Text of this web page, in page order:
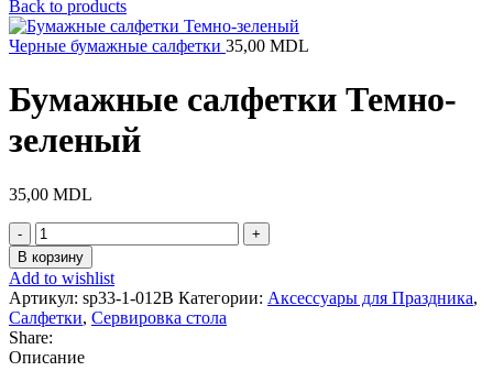
Back to products
Черные бумажные салфетки 35,00 MDL
Бумажные салфетки Темно-
зеленый
35,00 MDL
Количество
товара
Бумажные
салфетки
Темно-
зеленый
В корзину
Add to wishlist
Артикул: sp33-1-012B Категории: Аксессуары для Праздника,
Салфетки, Сервировка стола
Share:
Описание